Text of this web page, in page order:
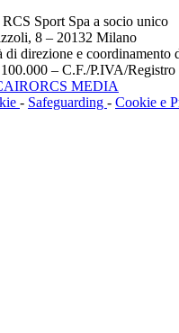
Sport Spa a socio unico
8 – 20132 Milano
di direzione e
– C.F./P.IVA/
MEDIA
- Safeguarding - Cookie e